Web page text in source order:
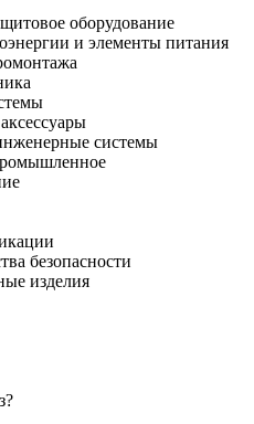
оборудование
и элементы питания
системы
безопасности
изделия